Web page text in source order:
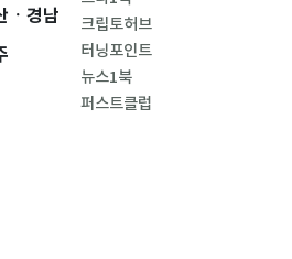
ㆍ경남
크립토허브
터닝포인트
뉴스1북
퍼스트클럽